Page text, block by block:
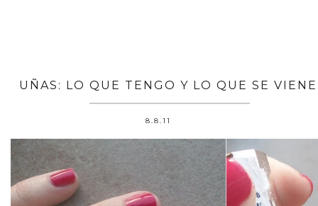
UÑAS: LO QUE TENGO Y LO QUE SE
8.8.11